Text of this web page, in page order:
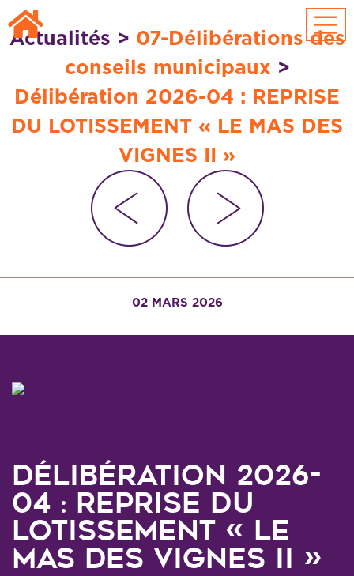
Passer au contenu principal
Actualités > 07-Délibérations des
conseils municipaux >
Délibération 2026-04 : REPRISE
DU LOTISSEMENT « LE MAS DES
VIGNES II »
02 MARS 2026
Délibération 2026-
04 : REPRISE DU
LOTISSEMENT « LE
MAS DES VIGNES II »